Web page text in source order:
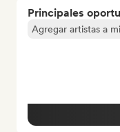
Principales
Agregar artistas a